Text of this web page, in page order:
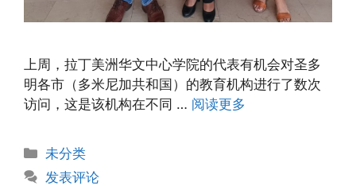
上周，拉丁美洲华文中心学院的代表有机会对圣多
明各市（多米尼加共和国）的教育机构进行了数次
访问，这是该机构在不同 … 阅读更多
未分类
发表评论